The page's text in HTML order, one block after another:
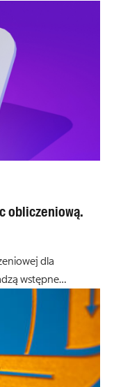
obliczeniową.
dla
wstępne…